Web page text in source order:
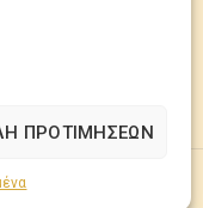
ΠΡΟΤΙΜΉΣΕΩΝ